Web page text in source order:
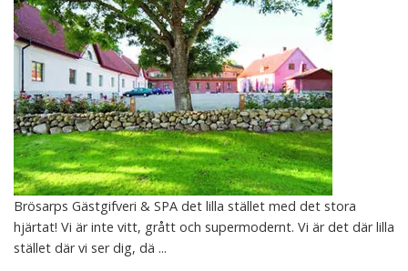
Brösarps Gästgifveri & SPA det lilla stället med det stora
hjärtat! Vi är inte vitt, grått och supermodernt. Vi är det där lilla
stället där vi ser dig, dä ...